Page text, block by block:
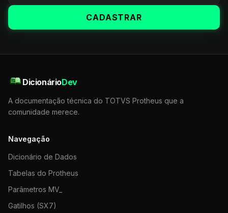
CADASTRAR
DicionárioDev
A documentação técnica do TOTVS Protheus que a
comunidade merece.
Navegação
Dicionário de Dados
Tabelas do Protheus
Parâmetros MV_
Gatilhos (SX7)